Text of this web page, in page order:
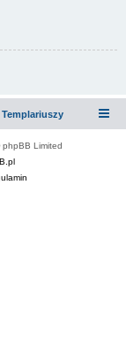
Limited